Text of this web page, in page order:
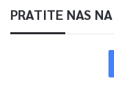
PRATITE NAS NA